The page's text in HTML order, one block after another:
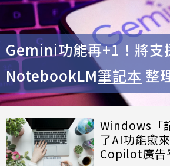
Gemini功能再+1！將支
NotebookLM筆記本 整
Windows「
了AI功能愈
Copilot廣告